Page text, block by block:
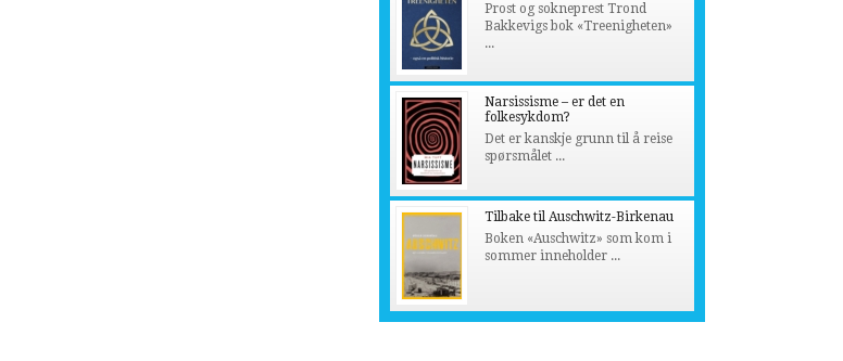
Prost og sokneprest Trond
Bakkevigs bok «Treenigheten»
...
Narsissisme – er det en
folkesykdom?
Det er kanskje grunn til å reise
spørsmålet ...
Tilbake til Auschwitz-Birkenau
Boken «Auschwitz» som kom i
sommer inneholder ...